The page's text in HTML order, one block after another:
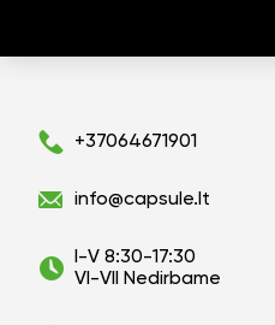
+37064671901
info@capsule.lt
I-V 8:30-17:30
VI-VII Nedirbame